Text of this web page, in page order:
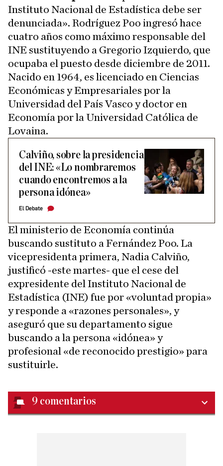
Instituto Nacional de Estadística debe ser
denunciada». Rodríguez Poo ingresó hace
cuatro años como máximo responsable del
INE sustituyendo a Gregorio Izquierdo, que
ocupaba el puesto desde diciembre de 2011.
Nacido en 1964, es licenciado en Ciencias
Económicas y Empresariales por la
Universidad del País Vasco y doctor en
Economía por la Universidad Católica de
Lovaina.
Calviño, sobre la presidencia
del INE: «Lo nombraremos
cuando encontremos a la
persona idónea»
El Debate
El ministerio de Economía continúa
buscando sustituto a Fernández Poo. La
vicepresidenta primera, Nadia Calviño,
justificó -este martes- que el cese del
expresidente del Instituto Nacional de
Estadística (INE) fue por «voluntad propia»
y responde a «razones personales», y
aseguró que su departamento sigue
buscando a la persona «idónea» y
profesional «de reconocido prestigio» para
sustituirle.
9 comentarios